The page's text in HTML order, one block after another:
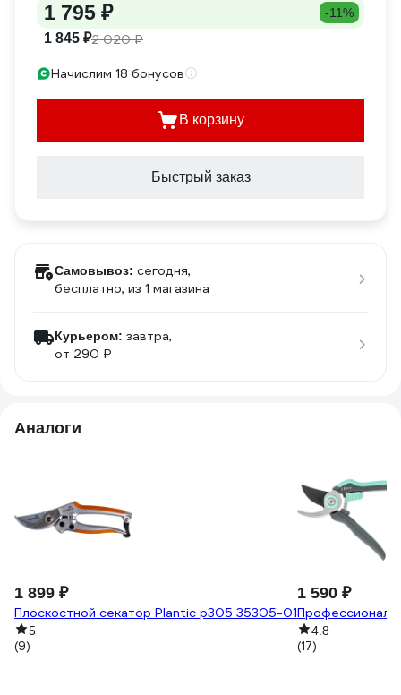
1 795 ₽ -11%
1 845 ₽2 020 ₽
Начислим 18 бонусов
В корзину
Быстрый заказ
Самовывоз: сегодня,
бесплатно, из 1 магазина
Курьером: завтра,
от 290 ₽
Аналоги
1 899 ₽
Плоскостной секатор Plantic p305 35305-01
5
(9)
1 590 ₽
4.8
(17)